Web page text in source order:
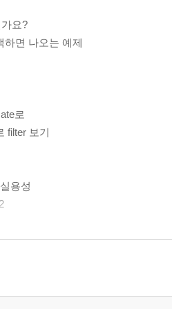
요?
하면 나오는 예제
로
filter 보기
용성
}, 이건 어디다 쓰는 거지?